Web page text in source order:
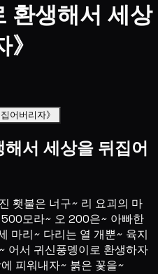
환생해서 세상
어버리자》
해서 세상을 뒤집어
횃불은 너구~ 리 요괴의 마
모라~ 오 200은~ 아빠한
마리~ 다리는 열 개뿐~ 육지
어서 귀신풍뎅이로 환생하자
피워내자~ 붉은 꽃을~